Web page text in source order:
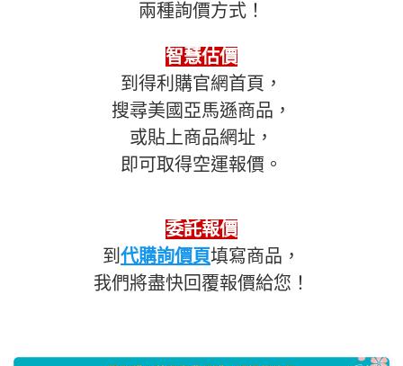
兩種詢價方式！
智慧估價
到得利購官網首頁，
搜尋美國亞馬遜商品，
或貼上商品網址，
即可取得空運報價。
委託報價
到 代購詢價頁填寫商品，
我們將盡快回覆報價給您！